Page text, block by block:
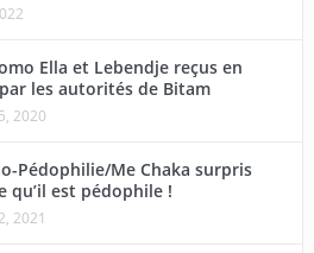
Ella et Lebendje reçus en
les autorités de Bitam
2020
Pédophilie/Me Chaka surpris
qu’il est pédophile !
2021